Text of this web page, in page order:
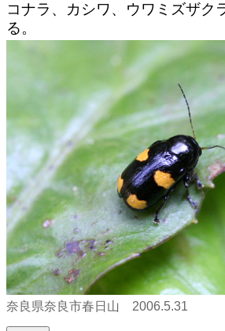
コナラ、カシワ、ウワミズザク
る。
奈良県奈良市春日山 2006.5.31